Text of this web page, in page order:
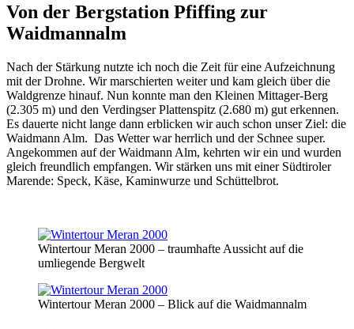
Von der Bergstation Pfiffing zur
Waidmannalm
Nach der Stärkung nutzte ich noch die Zeit für eine Aufzeichnung
mit der Drohne. Wir marschierten weiter und kam gleich über die
Waldgrenze hinauf. Nun konnte man den Kleinen Mittager-Berg
(2.305 m) und den Verdingser Plattenspitz (2.680 m) gut erkennen.
Es dauerte nicht lange dann erblicken wir auch schon unser Ziel: die
Waidmann Alm. Das Wetter war herrlich und der Schnee super.
Angekommen auf der Waidmann Alm, kehrten wir ein und wurden
gleich freundlich empfangen. Wir stärken uns mit einer Südtiroler
Marende: Speck, Käse, Kaminwurze und Schüttelbrot.
Wintertour Meran 2000 – traumhafte Aussicht auf die
umliegende Bergwelt
Wintertour Meran 2000 – Blick auf die Waidmannalm